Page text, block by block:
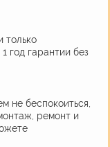
только
год гарантии без
не беспокоиться,
ремонт и